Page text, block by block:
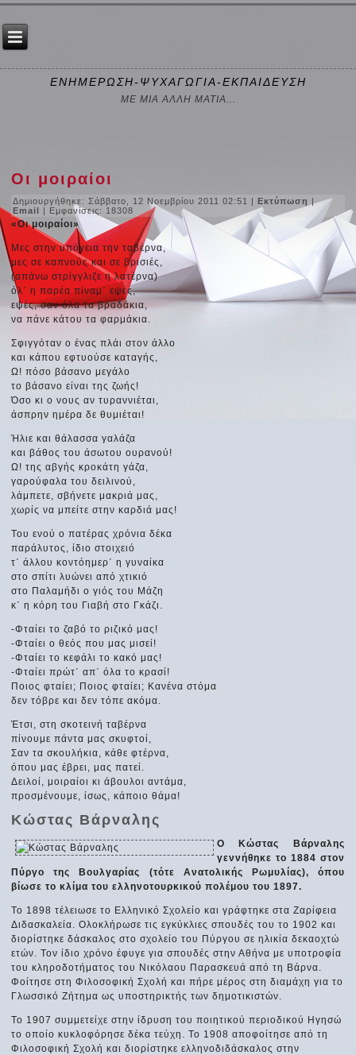
ΕΝΗΜΕΡΩΣΗ-ΨΥΧΑΓΩΓΙΑ-ΕΚΠΑΙΔΕΥΣΗ
ΜΕ ΜΙΑ ΑΛΛΗ ΜΑΤΙΑ...
Οι μοιραίοι
Δημιουργήθηκε: Σάββατο, 12 Νοεμβρίου 2011 02:51 |Εκτύπωση |
Email | Εμφανίσεις: 18308
«Οι μοιραίοι»
Μες στην υπόγεια την ταβέρνα,
μες σε καπνούς και σε βρισιές,
(απάνω στρίγγλιζε η λατέρνα)
όλ΄ η παρέα πίναμ΄ εψές,
εψές, σαν όλα τα βραδάκια,
να πάνε κάτου τα φαρμάκια.
Σφιγγόταν ο ένας πλάι στον άλλο
και κάπου εφτυούσε καταγής,
Ω! πόσο βάσανο μεγάλο
το βάσανο είναι της ζωής!
Όσο κι ο νους αν τυραννιέται,
άσπρην ημέρα δε θυμιέται!
Ήλιε και θάλασσα γαλάζα
και βάθος του άσωτου ουρανού!
Ω! της αβγής κροκάτη γάζα,
γαρούφαλα του δειλινού,
λάμπετε, σβήνετε μακριά μας,
χωρίς να μπείτε στην καρδιά μας!
Του ενού ο πατέρας χρόνια δέκα
παράλυτος, ίδιο στοιχειό
τ΄ άλλου κοντόημερ΄ η γυναίκα
στο σπίτι λυώνει από χτικιό
στο Παλαμήδι ο γιός του Μάζη
κ΄ η κόρη του Γιαβή στο Γκάζι.
-Φταίει το ζαβό το ριζικό μας!
-Φταίει ο θεός που μας μισεί!
-Φταίει το κεφάλι το κακό μας!
-Φταίει πρώτ΄ απ΄ όλα το κρασί!
Ποιος φταίει; Ποιος φταίει; Κανένα στόμα
δεν τόβρε και δεν τόπε ακόμα.
Έτσι, στη σκοτεινή ταβέρνα
πίνουμε πάντα μας σκυφτοί,
Σαν τα σκουλήκια, κάθε φτέρνα,
όπου μας έβρει, μας πατεί.
Δειλοί, μοιραίοι κι άβουλοι αντάμα,
προσμένουμε, ίσως, κάποιο θάμα!
Κώστας Βάρναλης
Ο Κώστας Βάρναλης
γεννήθηκε το 1884 στον
Πύργο της Βουλγαρίας (τότε Ανατολικής Ρωμυλίας), όπου
βίωσε το κλίμα του ελληνοτουρκικού πολέμου του 1897.
Το 1898 τέλειωσε το Ελληνικό Σχολείο και γράφτηκε στα Ζαρίφεια
Διδασκαλεία. Ολοκλήρωσε τις εγκύκλιες σπουδές του το 1902 και
διορίστηκε δάσκαλος στο σχολείο του Πύργου σε ηλικία δεκαοχτώ
ετών. Τον ίδιο χρόνο έφυγε για σπουδές στην Αθήνα με υποτροφία
του κληροδοτήματος του Νικόλαου Παρασκευά από τη Βάρνα.
Φοίτησε στη Φιλοσοφική Σχολή και πήρε μέρος στη διαμάχη για το
Γλωσσικό Ζήτημα ως υποστηρικτής των δημοτικιστών.
Το 1907 συμμετείχε στην ίδρυση του ποιητικού περιοδικού Ηγησώ
το οποίο κυκλοφόρησε δέκα τεύχη. Το 1908 αποφοίτησε από τη
Φιλοσοφική Σχολή και διορίστηκε ελληνοδιδάσκαλος στην